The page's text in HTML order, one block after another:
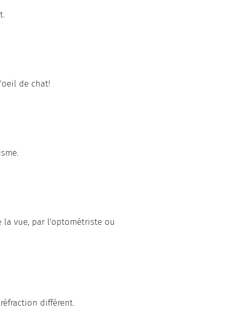
de chat!
vue, par l'optométriste ou
différent.